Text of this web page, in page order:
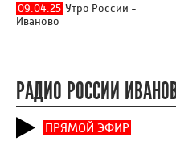
09.04.25 Утро России -
Иваново
РАДИО РОССИИ
ПРЯМОЙ ЭФИР